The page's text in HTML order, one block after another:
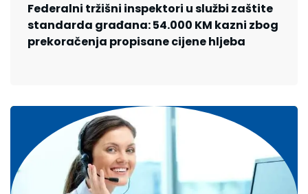
Federalni tržišni inspektori u službi zaštite
standarda građana: 54.000 KM kazni zbog
prekoračenja propisane cijene hljeba